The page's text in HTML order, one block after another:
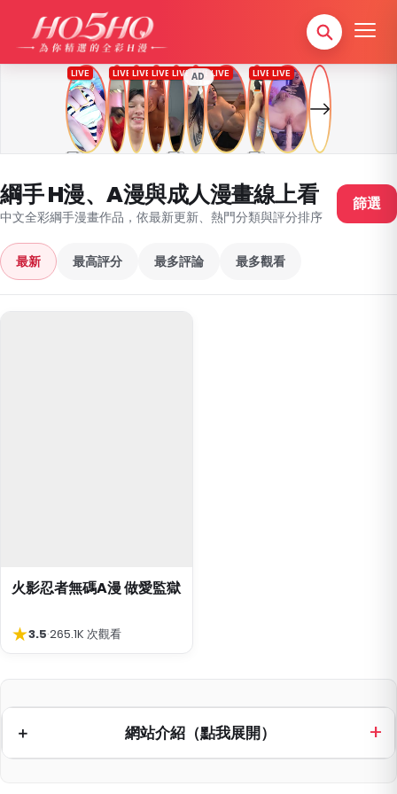
AD
綱手 H漫、A漫與成人漫畫線上看
中文全彩綱手漫畫作品，依最新更新、熱門分類與評分排序
篩選
最新 最高評分 最多評論 最多觀看
火影忍者無碼A漫 做愛監獄
★3.5·265.1K 次觀看
網站介紹（點我展開）